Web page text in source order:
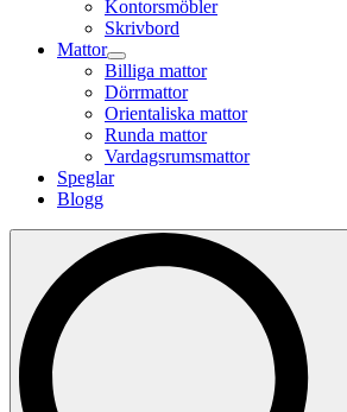
Kontorsmöbler
Skrivbord
Mattor
Billiga mattor
Dörrmattor
Orientaliska mattor
Runda mattor
Vardagsrumsmattor
Speglar
Blogg